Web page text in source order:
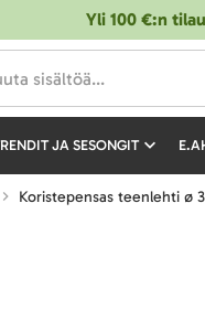
Yli 100 €:n
JA SESONGIT
Koristepensas teenlehti ø